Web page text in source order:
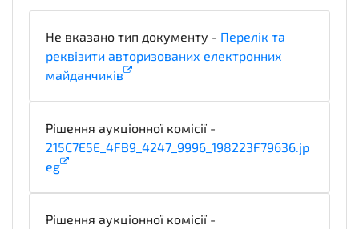
Не вказано тип документу - Перелік та
реквізити авторизованих електронних
майданчиків
Рішення аукціонної комісії -
215C7E5E_4FB9_4247_9996_198223F79636.jp
eg
Рішення аукціонної комісії -